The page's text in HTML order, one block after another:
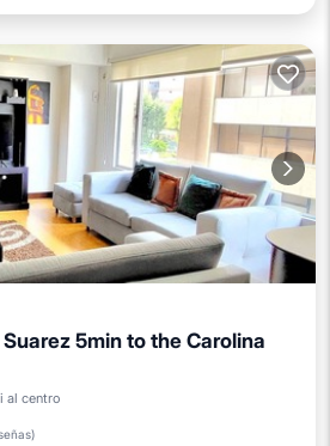
5min to the Carolina
al centro
)
Balcón/Terraza
Internet